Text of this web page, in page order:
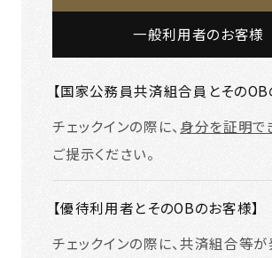
一般利用者のお客様
【国家公務員共済組合員とそのOB
チェックインの際に、身分を証明で
ご提示ください。
【優待利用者とそのOBのお客様】
チェックインの際に、共済組合等